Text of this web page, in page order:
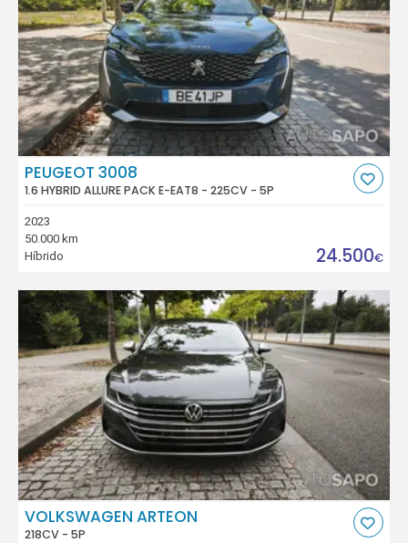
PEUGEOT 3008
1.6 HYBRID ALLURE PACK E-EAT8 - 225CV - 5P
2023
50.000 km
Híbrido
24.500€
VOLKSWAGEN ARTEON
218CV - 5P